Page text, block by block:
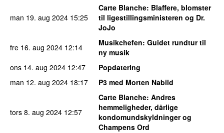
man 19. aug 2024 15:25
Carte Blanche: Blaffere, blomster
til ligestillingsministeren og Dr.
JoJo
fre 16. aug 2024 12:14 Musikchefen: Guidet rundtur til
ny musik
ons 14. aug 2024 12:47
Popdatering
man 12. aug 2024 18:17 P3 med Morten Nabild
tors 8. aug 2024 12:57
Carte Blanche: Andres
hemmeligheder, dårlige
kondomundskyldninger og
Champens Ord